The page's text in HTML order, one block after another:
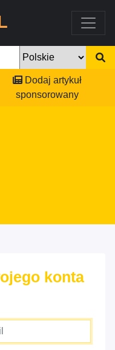
Dodaj artykuł
sponsorowany
konta